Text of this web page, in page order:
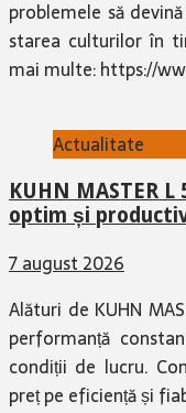
problemele să
starea culturilor în
mai multe: https://
Actualitate
KUHN MASTER
optim și
7 august 2026
Alături de KUHN
performanță
condiții de lucru.
preț pe eficiență și